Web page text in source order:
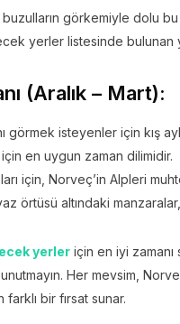
buzulların görkemiyle dolu
yerler listesinde bulunan
(Aralık – Mart):
görmek isteyenler için kış
en uygun zaman dilimidir.
için, Norveç’in Alpleri
örtüsü altındaki
yerler için en iyi
unutmayın. Her mevsim,
bir fırsat sunar.